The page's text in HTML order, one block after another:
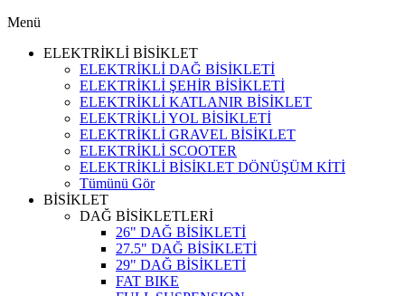
Menü
ELEKTRİKLİ BİSİKLET
ELEKTRİKLİ DAĞ BİSİKLETİ
ELEKTRİKLİ ŞEHİR BİSİKLETİ
ELEKTRİKLİ KATLANIR BİSİKLET
ELEKTRİKLİ YOL BİSİKLETİ
ELEKTRİKLİ GRAVEL BİSİKLET
ELEKTRİKLİ SCOOTER
ELEKTRİKLİ BİSİKLET DÖNÜŞÜM KİTİ
Tümünü Gör
BİSİKLET
DAĞ BİSİKLETLERİ
26" DAĞ BİSİKLETİ
27.5" DAĞ BİSİKLETİ
29" DAĞ BİSİKLETİ
FAT BIKE